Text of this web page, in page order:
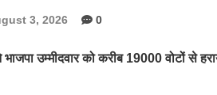
3, 2026 0
उम्मीदवार को करीब 19000 वोटों से